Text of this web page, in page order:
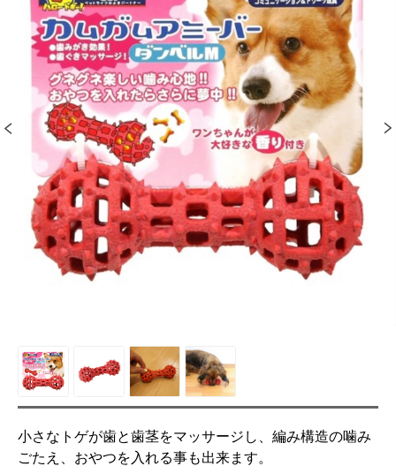
小さなトゲが歯と歯茎をマッサージし、編み構造の噛み
ごたえ、おやつを入れる事も出来ます。